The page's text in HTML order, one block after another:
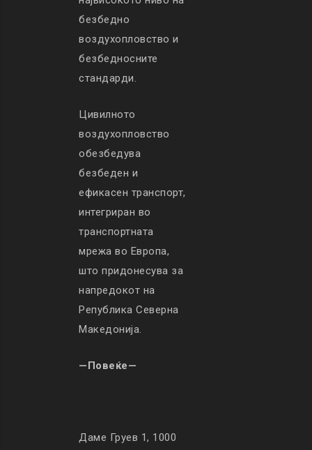
безбедно
воздухопловство и
безбедносните
стандарди.
Цивилното
воздухопловство
обезбедува
безбеден и
ефикасен транспорт,
интегриран во
транспортната
мрежа во Европа,
што придонесува за
напредокот на
Република Северна
Македонија.
—Повеќе—
Даме Груев 1, 1000